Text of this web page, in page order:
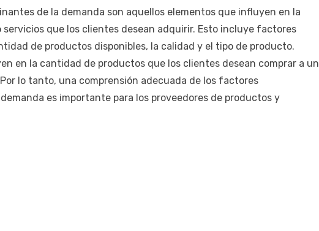
de la demanda son aquellos elementos que influyen en la
servicios que los clientes desean adquirir. Esto incluye factores
de productos disponibles, la calidad y el tipo de producto.
en la cantidad de productos que los clientes desean comprar a un
lo tanto, una comprensión adecuada de los factores
es importante para los proveedores de productos y